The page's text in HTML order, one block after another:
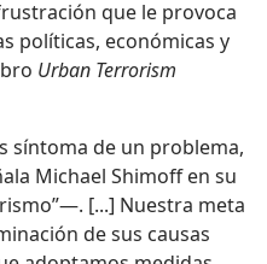
que le provoca
políticas, económicas y
Urban Terrorism
síntoma de un problema,
Michael Shimoff en su
[...] Nuestra meta
de sus causas